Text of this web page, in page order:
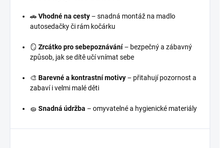
🚗Vhodné na cesty – snadná montáž na madlo
autosedačky či rám kočárku
🪞 Zrcátko pro sebepoznávání– bezpečný a zábavný
způsob, jak se dítě učí vnímat sebe
🎨 Barevné a kontrastní motivy – přitahují pozornost a
zabaví i velmi malé děti
🧽 Snadná údržba – omyvatelné a hygienické materiály